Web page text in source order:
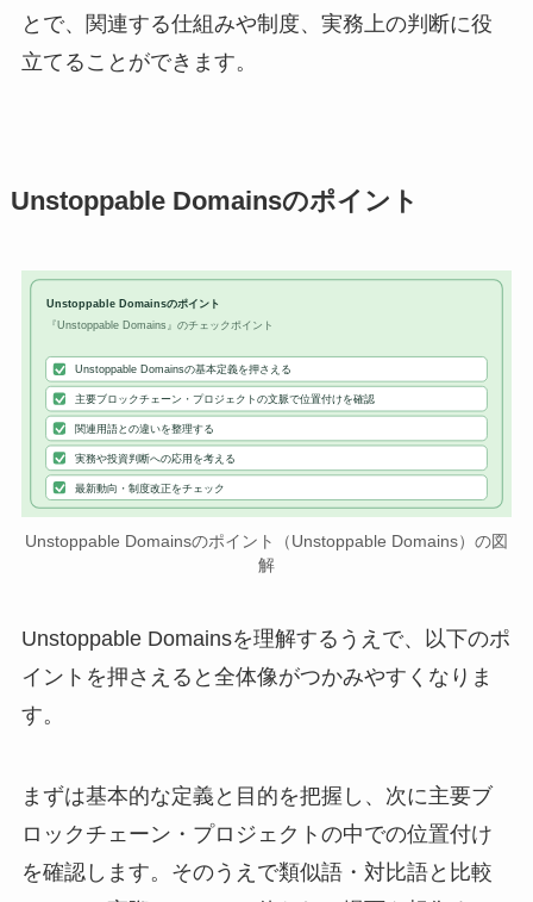
とで、関連する仕組みや制度、実務上の判断に役
立てることができます。
Unstoppable Domainsのポイント
Unstoppable Domainsのポイント
『Unstoppable Domains』のチェックポイント
Unstoppable Domainsの基本定義を押さえる
主要ブロックチェーン・プロジェクトの文脈で位置付けを確認
関連用語との違いを整理する
実務や投資判断への応用を考える
最新動向・制度改正をチェック
Unstoppable Domainsのポイント（Unstoppable Domains）の図
解
Unstoppable Domainsを理解するうえで、以下のポ
イントを押さえると全体像がつかみやすくなりま
す。
まずは基本的な定義と目的を把握し、次に主要ブ
ロックチェーン・プロジェクトの中での位置付け
を確認します。そのうえで類似語・対比語と比較